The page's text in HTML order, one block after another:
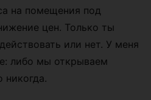
на помещения под
цен. Только ты
или нет. У меня
либо мы открываем
никогда.